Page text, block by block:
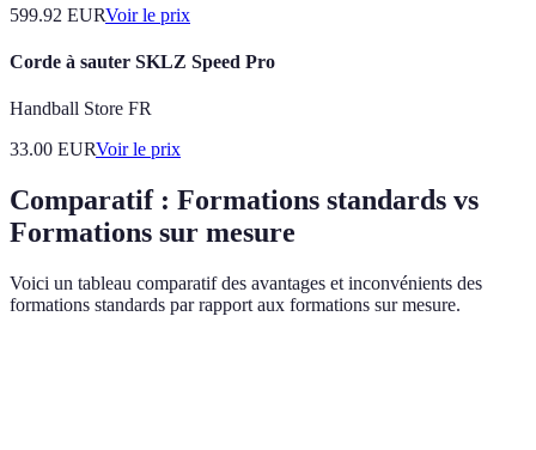
599.92 EURVoir le prix
Corde à sauter SKLZ Speed Pro
Handball Store FR
33.00 EURVoir le prix
Comparatif : Formations standards vs
Formations sur mesure
Voici un tableau comparatif des avantages et inconvénients des
formations standards par rapport aux formations sur mesure.